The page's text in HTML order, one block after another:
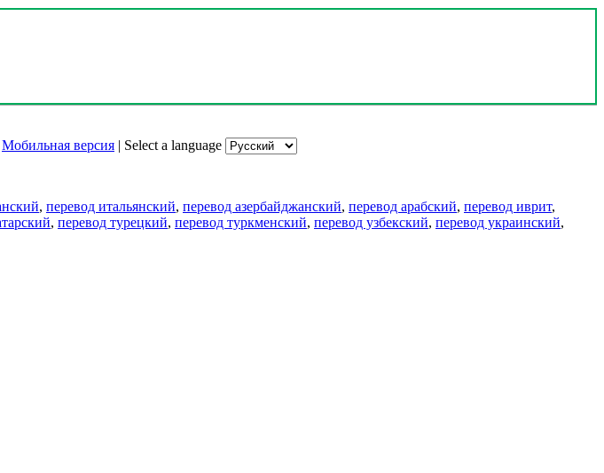
Мобильная версия | Select a language
, перевод итальянский, перевод азербайджанский, перевод арабский, перевод иврит,
, перевод турецкий, перевод туркменский, перевод узбекский, перевод украинский,